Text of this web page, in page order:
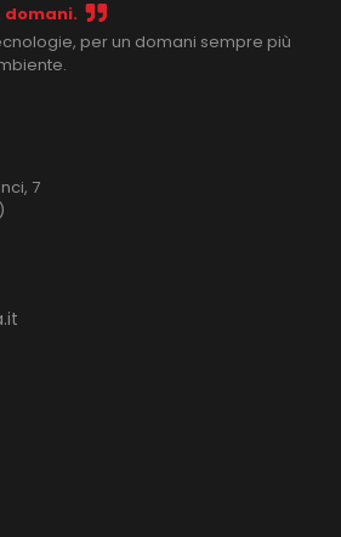
domani.
per un domani sempre più
7